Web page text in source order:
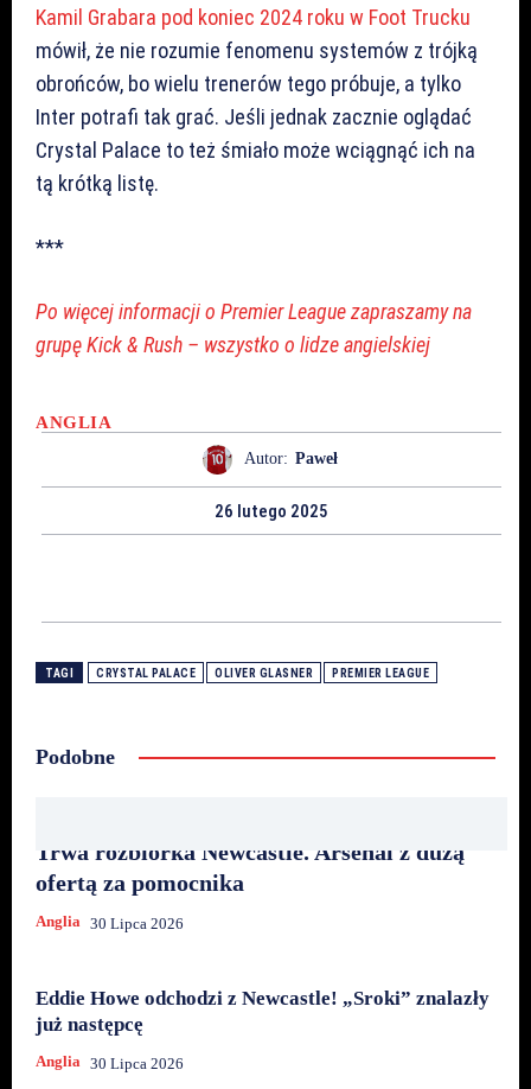
Kamil Grabara pod koniec 2024 roku w Foot Trucku
mówił, że nie rozumie fenomenu systemów z trójką
obrońców, bo wielu trenerów tego próbuje, a tylko
Inter potrafi tak grać. Jeśli jednak zacznie oglądać
Crystal Palace to też śmiało może wciągnąć ich na
tą krótką listę.
***
Po więcej informacji o Premier League zapraszamy na
grupę Kick & Rush – wszystko o lidze angielskiej
ANGLIA
Autor: Paweł
26 lutego 2025
TAGI CRYSTAL PALACE OLIVER GLASNER PREMIER LEAGUE
Podobne
Trwa rozbiórka Newcastle. Arsenal z dużą
ofertą za pomocnika
Anglia 30 Lipca 2026
Eddie Howe odchodzi z Newcastle! „Sroki” znalazły
już następcę
Anglia 30 Lipca 2026